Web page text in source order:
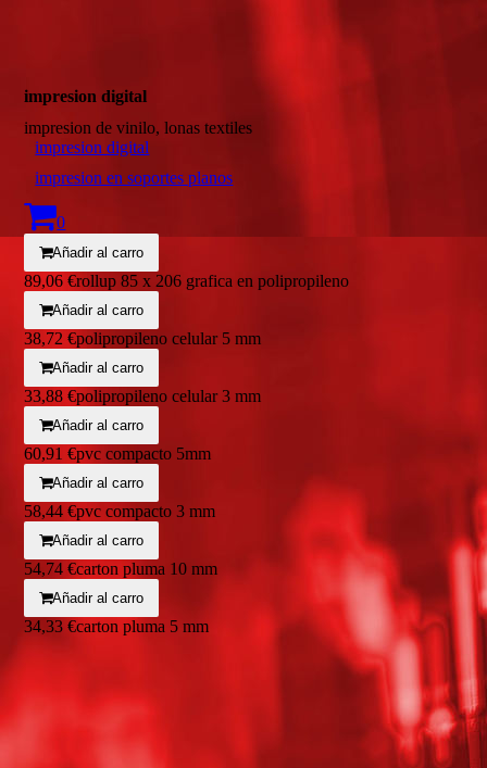
impresion digital
impresion de vinilo, lonas textiles
impresion digital
impresion en soportes planos
0
Añadir al carro
89,06 €rollup 85 x 206 grafica en polipropileno
Añadir al carro
38,72 €polipropileno celular 5 mm
Añadir al carro
33,88 €polipropileno celular 3 mm
Añadir al carro
60,91 €pvc compacto 5mm
Añadir al carro
58,44 €pvc compacto 3 mm
Añadir al carro
54,74 €carton pluma 10 mm
Añadir al carro
34,33 €carton pluma 5 mm